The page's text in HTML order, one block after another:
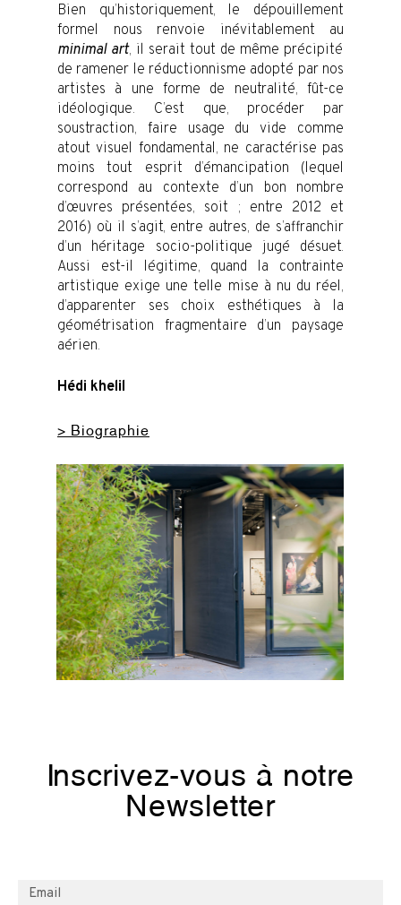
Bien qu’historiquement, le dépouillement
formel nous renvoie inévitablement au
minimal art, il serait tout de même précipité
de ramener le réductionnisme adopté par nos
artistes à une forme de neutralité, fût-ce
idéologique. C’est que, procéder par
soustraction, faire usage du vide comme
atout visuel fondamental, ne caractérise pas
moins tout esprit d’émancipation (lequel
correspond au contexte d’un bon nombre
d’œuvres présentées, soit ; entre 2012 et
2016) où il s’agit, entre autres, de s’affranchir
d’un héritage socio-politique jugé désuet.
Aussi est-il légitime, quand la contrainte
artistique exige une telle mise à nu du réel,
d’apparenter ses choix esthétiques à la
géométrisation fragmentaire d’un paysage
aérien.
Hédi khelil
> Biographie
Inscrivez-vous à notre
Newsletter